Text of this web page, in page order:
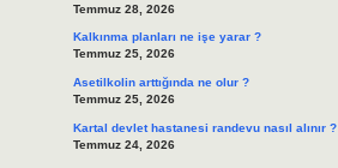
Temmuz 28, 2026
Kalkınma planları ne işe yarar ?
Temmuz 25, 2026
Asetilkolin arttığında ne olur ?
Temmuz 25, 2026
Kartal devlet hastanesi randevu nasıl alınır ?
Temmuz 24, 2026